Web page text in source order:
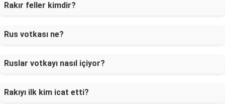
Rakır feller kimdir?
Rus votkası ne?
Ruslar votkayı nasıl içiyor?
Rakıyı ilk kim icat etti?